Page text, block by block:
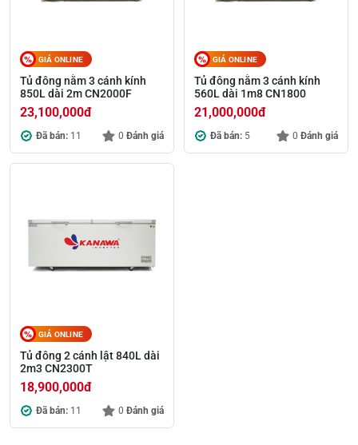
GIÁ ONLINE
Tủ đông nằm 3 cánh kính
850L dài 2m CN2000F
23,100,000đ
Đã bán: 11 0 Đánh giá
GIÁ ONLINE
Tủ đông nằm 3 cánh kính
560L dài 1m8 CN1800
21,000,000đ
Đã bán: 5 0 Đánh giá
GIÁ ONLINE
Tủ đông 2 cánh lật 840L dài
2m3 CN2300T
18,900,000đ
Đã bán: 11 0 Đánh giá